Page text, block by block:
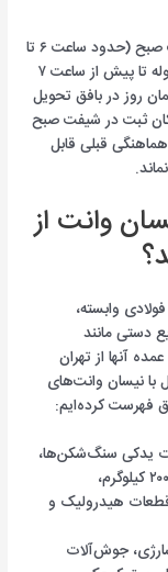
آنی بار برای این مسیر نسبتاً طولانی، اعزام در شیفت صبح (حدود ساعت ۶ تا
۷) را برنامه‌ریزی کرده است. به این ترتیب، اگر محموله تا پیش از ساعت ۷
۴ تا ۵ بعدازظهر همان روز در بافق تحویل
ثبت در شیفت صبح
هماهنگی قبلی قابل
وانت از
وابسته،
دستی مانند
آنها از تهران
با نیسان وانت‌های
فهرست کرده‌ایم:
یدکی سنگ‌شکن‌ها،
نوار نقاله‌های لاستیکی، الکتروموتورهای زیر ۲۰۰ کیلوگرم،
هیدرولیک و
جوش‌آلات